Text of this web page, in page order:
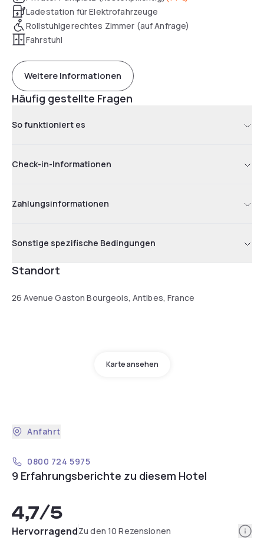
Ladestation für Elektrofahrzeuge
Rollstuhlgerechtes Zimmer (auf Anfrage)
Fahrstuhl
Weitere Informationen
Häufig gestellte Fragen
So funktioniert es
Check-in-Informationen
Zahlungsinformationen
Sonstige spezifische Bedingungen
Standort
26 Avenue Gaston Bourgeois, Antibes, France
Karte ansehen
Anfahrt
0800 724 5975
9 Erfahrungsberichte zu diesem Hotel
4,7/5
HervorragendZu den 10 Rezensionen